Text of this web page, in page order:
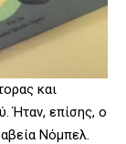
και
Ήταν, επίσης, ο
Νόμπελ.